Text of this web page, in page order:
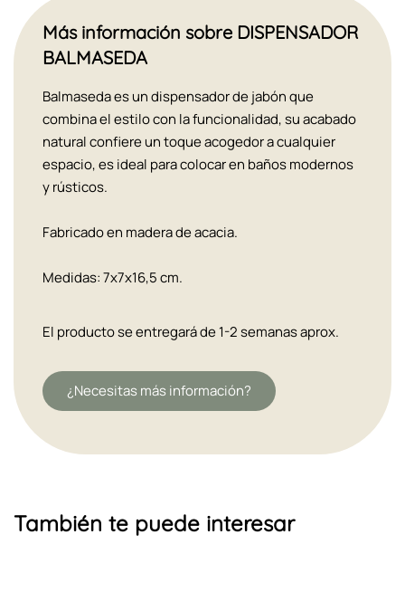
Más información sobre DISPENSADOR
BALMASEDA
Balmaseda es un dispensador de jabón que
combina el estilo con la funcionalidad, su acabado
natural confiere un toque acogedor a cualquier
espacio, es ideal para colocar en baños modernos
y rústicos.
Fabricado en madera de acacia.
Medidas: 7x7x16,5 cm.
El producto se entregará de 1-2 semanas aprox.
¿Necesitas más información?
También te puede interesar